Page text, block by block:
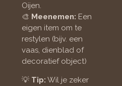
Oijen.
🎨 Meenemen: Een
eigen item om te
restylen (bijv. een
vaas, dienblad of
decoratief object)
💡 Tip: Wil je zeker